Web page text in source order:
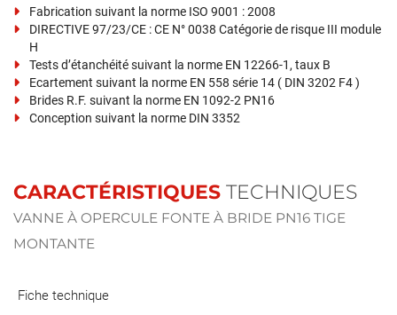
Fabrication suivant la norme ISO 9001 : 2008
DIRECTIVE 97/23/CE : CE N° 0038 Catégorie de risque III module
H
Tests d’étanchéité suivant la norme EN 12266-1, taux B
Ecartement suivant la norme EN 558 série 14 ( DIN 3202 F4 )
Brides R.F. suivant la norme EN 1092-2 PN16
Conception suivant la norme DIN 3352
CARACTÉRISTIQUES TECHNIQUES
VANNE À OPERCULE FONTE À BRIDE PN16 TIGE
MONTANTE
Fiche technique